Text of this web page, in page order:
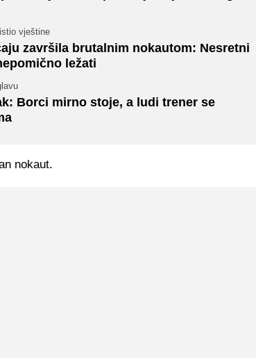
vještine
završila brutalnim nokautom: Nesretni
ležati
Borci mirno stoje, a ludi trener se
nokaut.